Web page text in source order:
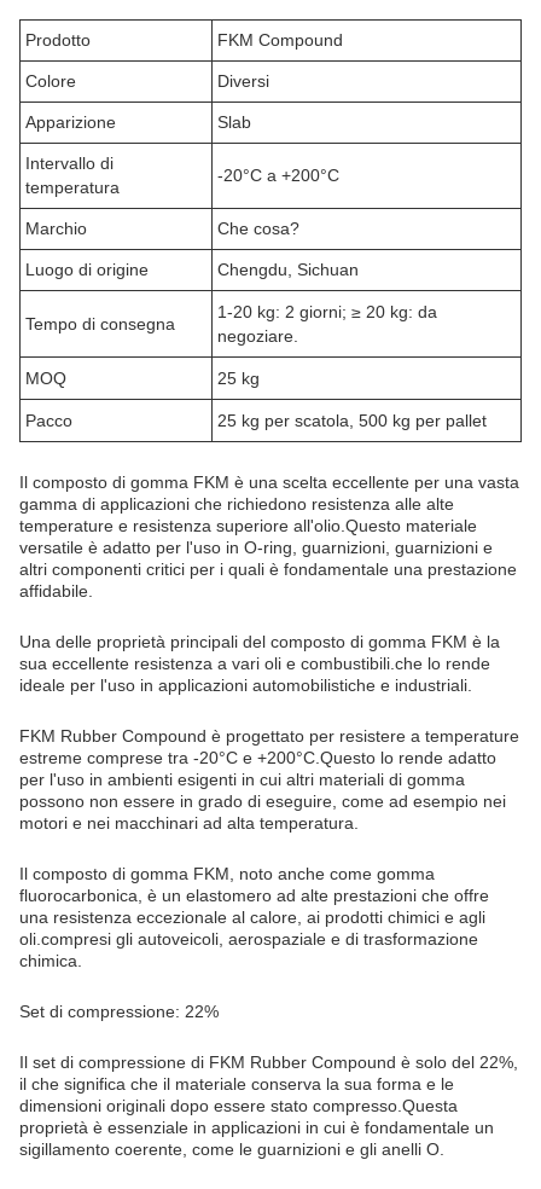
Prodotto FKM Compound
Colore Diversi
Apparizione Slab
Intervallo di
temperatura
-20°C a +200°C
Marchio Che cosa?
Luogo di origine Chengdu, Sichuan
Tempo di consegna
1-20 kg: 2 giorni; ≥ 20 kg: da
negoziare.
MOQ 25 kg
Pacco 25 kg per scatola, 500 kg per pallet
Il composto di gomma FKM è una scelta eccellente per una vasta
gamma di applicazioni che richiedono resistenza alle alte
temperature e resistenza superiore all'olio.Questo materiale
versatile è adatto per l'uso in O-ring, guarnizioni, guarnizioni e
altri componenti critici per i quali è fondamentale una prestazione
affidabile.
Una delle proprietà principali del composto di gomma FKM è la
sua eccellente resistenza a vari oli e combustibili.che lo rende
ideale per l'uso in applicazioni automobilistiche e industriali.
FKM Rubber Compound è progettato per resistere a temperature
estreme comprese tra -20°C e +200°C.Questo lo rende adatto
per l'uso in ambienti esigenti in cui altri materiali di gomma
possono non essere in grado di eseguire, come ad esempio nei
motori e nei macchinari ad alta temperatura.
Il composto di gomma FKM, noto anche come gomma
fluorocarbonica, è un elastomero ad alte prestazioni che offre
una resistenza eccezionale al calore, ai prodotti chimici e agli
oli.compresi gli autoveicoli, aerospaziale e di trasformazione
chimica.
Set di compressione: 22%
Il set di compressione di FKM Rubber Compound è solo del 22%,
il che significa che il materiale conserva la sua forma e le
dimensioni originali dopo essere stato compresso.Questa
proprietà è essenziale in applicazioni in cui è fondamentale un
sigillamento coerente, come le guarnizioni e gli anelli O.